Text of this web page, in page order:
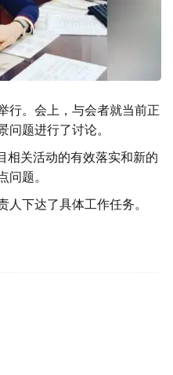
行。会上，与会者就当前正
题进行了讨论。
相关活动的有效落实和新的
题。
下达了具体工作任务。